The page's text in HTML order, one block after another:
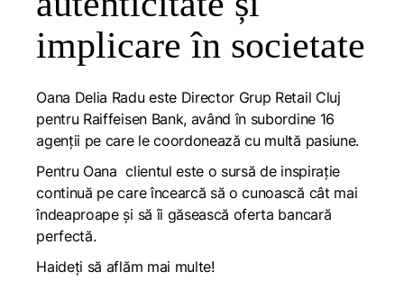
implicare în societate
Oana Delia Radu este Director Grup Retail Cluj
pentru Raiffeisen Bank, având în subordine 16
agenții pe care le coordonează cu multă pasiune.
Pentru Oana clientul este o sursă de inspirație
continuă pe care încearcă să o cunoască cât mai
îndeaproape și să îi găsească oferta bancară
perfectă.
Haideți să aflăm mai multe!